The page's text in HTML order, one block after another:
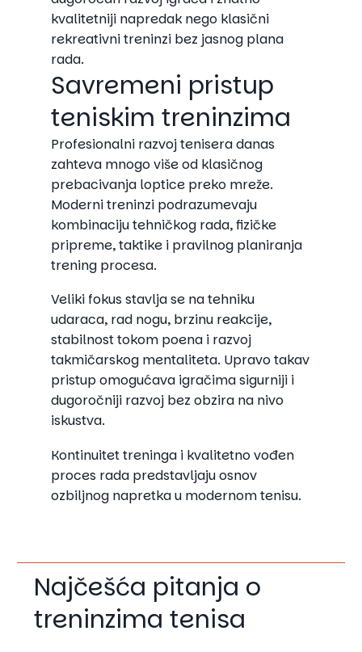
kvalitetniji napredak nego klasični
rekreativni treninzi bez jasnog plana
rada.
Savremeni pristup
teniskim treninzima
Profesionalni razvoj tenisera danas
zahteva mnogo više od klasičnog
prebacivanja loptice preko mreže.
Moderni treninzi podrazumevaju
kombinaciju tehničkog rada, fizičke
pripreme, taktike i pravilnog planiranja
trening procesa.
Veliki fokus stavlja se na tehniku
udaraca, rad nogu, brzinu reakcije,
stabilnost tokom poena i razvoj
takmičarskog mentaliteta. Upravo takav
pristup omogućava igračima sigurniji i
dugoročniji razvoj bez obzira na nivo
iskustva.
Kontinuitet treninga i kvalitetno vođen
proces rada predstavljaju osnov
ozbiljnog napretka u modernom tenisu.
Najčešća pitanja o
treninzima tenisa